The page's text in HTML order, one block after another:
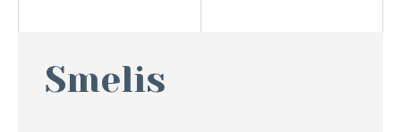
Smelis